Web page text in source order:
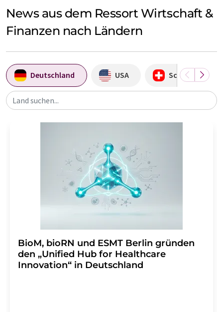
News aus dem Ressort Wirtschaft &
Finanzen nach Ländern
Deutschland USA Schweiz
Land suchen...
BioM, bioRN und ESMT Berlin gründen
den „Unified Hub for Healthcare
Innovation“ in Deutschland